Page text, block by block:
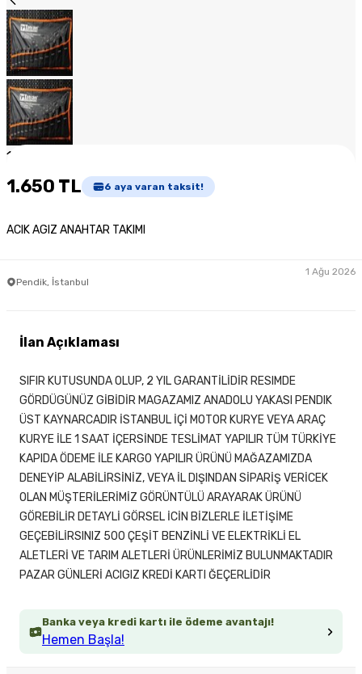
1
1.650 TL 6 aya varan taksit!
ACIK AGIZ ANAHTAR TAKIMI
Pendik, İstanbul
1 Ağu 2026
Banka veya kredi kartı ile ödeme avantajı!
Hemen Başla!
İlan Açıklaması
SIFIR KUTUSUNDA OLUP, 2 YIL GARANTİLİDİR RESIMDE
GÖRDÜGÜNÜZ GİBİDİR MAGAZAMIZ ANADOLU YAKASI PENDIK
ÜST KAYNARCADIR İSTANBUL İÇİ MOTOR KURYE VEYA ARAÇ
KURYE İLE 1 SAAT İÇERSİNDE TESLİMAT YAPILIR TÜM TÜRKİYE
KAPIDA ÖDEME İLE KARGO YAPILIR ÜRÜNÜ MAĞAZAMIZDA
DENEYİP ALABİLİRSİNİZ, VEYA İL DIŞINDAN SİPARİŞ VERİCEK
OLAN MÜŞTERİLERİMİZ GÖRÜNTÜLÜ ARAYARAK ÜRÜNÜ
GÖREBİLİR DETAYLİ GÖRSEL İCİN BİZLERLE İLETİŞİME
GEÇEBİLİRSINIZ 500 ÇEŞİT BENZİNLİ VE ELEKTRİKLİ EL
ALETLERİ VE TARIM ALETLERİ ÜRÜNLERİMİZ BULUNMAKTADIR
PAZAR GÜNLERİ ACIGIZ KREDİ KARTI ĞEÇERLİDİR